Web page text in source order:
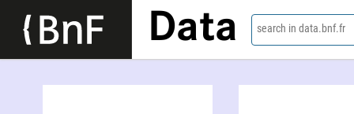
Data search in data.bnf.fr